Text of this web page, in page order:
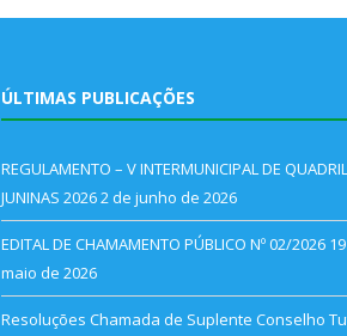
ÚLTIMAS PUBLICAÇÕES
REGULAMENTO – V INTERMUNICIPAL DE
JUNINAS 20262 de junho de 2026
EDITAL DE CHAMAMENTO PÚBLICO Nº 02/2026
maio de 2026
Resoluções Chamada de Suplente Conselho